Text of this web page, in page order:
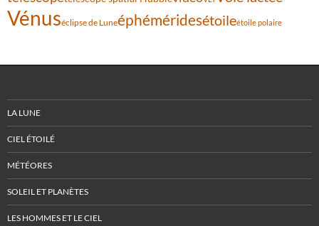
Vénuséclipse de Luneéphéméridesétoileétoile polaire
LA LUNE
CIEL ÉTOILÉ
MÉTÉORES
SOLEIL ET PLANÈTES
LES HOMMES ET LE CIEL